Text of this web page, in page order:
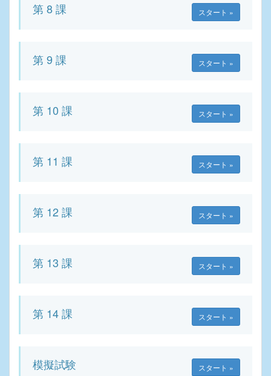
第 8 課 スタート »
第 9 課 スタート »
第 10 課 スタート »
第 11 課 スタート »
第 12 課 スタート »
第 13 課 スタート »
第 14 課 スタート »
模擬試験 スタート »